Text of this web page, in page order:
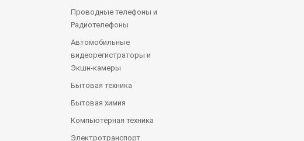
Проводные телефоны и
Радиотелефоны
Автомобильные
видеорегистраторы и
Экшн-камеры
Бытовая техника
Бытовая химия
Компьютерная техника
Электротранспорт